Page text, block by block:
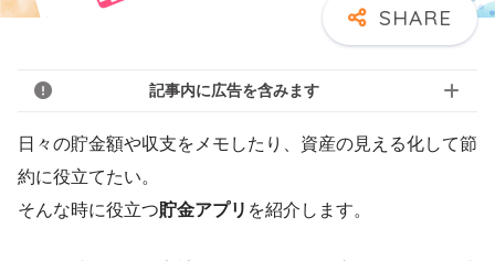
記事内に広告を含みます
日々の貯金額や収支をメモしたり、資産の見える化して節
約に役立てたい。
そんな時に役立つ貯金アプリ を紹介します。